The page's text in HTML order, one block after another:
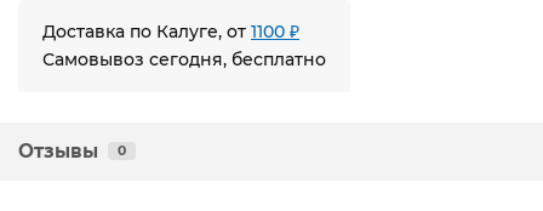
Доставка по Калуге, от 1100 ₽
Самовывоз сегодня, бесплатно
Отзывы 0